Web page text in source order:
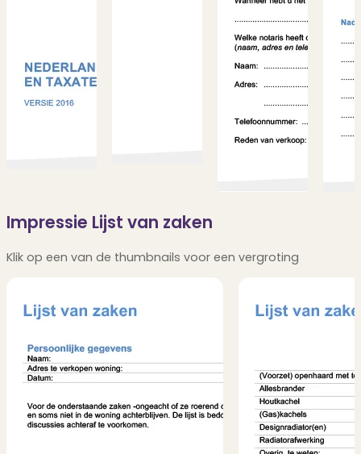
Impressie Lijst van zaken
Klik op een van de thumbnails voor een vergroting